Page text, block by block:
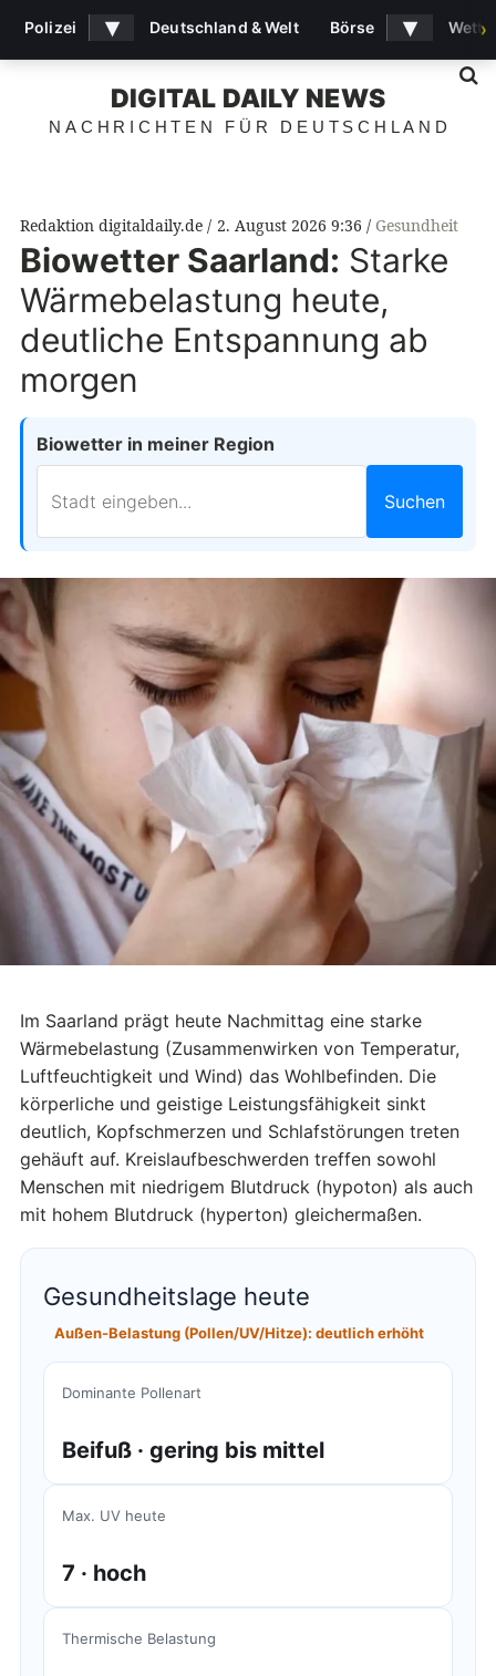
DIGITAL DAILY NEWS
NACHRICHTEN FÜR DEUTSCHLAND
Redaktion digitaldaily.de 2. August 2026 9:36 Gesundheit
Biowetter Saarland: Starke
Wärmebelastung heute,
deutliche Entspannung ab
morgen
Biowetter in meiner Region
Suchen
Im Saarland prägt heute Nachmittag eine starke
Wärmebelastung (Zusammenwirken von Temperatur,
Luftfeuchtigkeit und Wind) das Wohlbefinden. Die
körperliche und geistige Leistungsfähigkeit sinkt
deutlich, Kopfschmerzen und Schlafstörungen treten
gehäuft auf. Kreislaufbeschwerden treffen sowohl
Menschen mit niedrigem Blutdruck (hypoton) als auch
mit hohem Blutdruck (hyperton) gleichermaßen.
Gesundheitslage heute
Außen-Belastung (Pollen/UV/Hitze): deutlich erhöht
Dominante Pollenart
Beifuß · gering bis mittel
Max. UV heute
7 · hoch
Thermische Belastung
Polizei ▾ Deutschland & Welt Börse ▾ ›